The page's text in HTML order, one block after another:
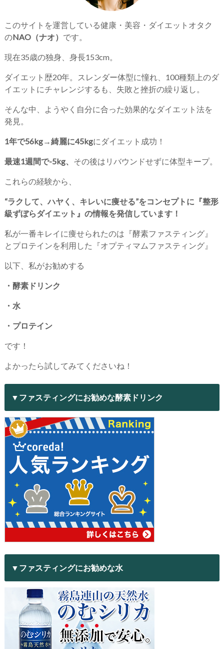
このサイトを運営している健康・美容・ダイエットオタク
のNAO（ナオ） です。
現在35歳の独身、身長153cm。
ダイエット歴20年。スレンダー体型に憧れ、100種類上のダ
イエットにチャレンジするも、失敗と挫折の繰り返し。
そんな中、ようやく自分に合った効果的なダイエット法を
発見。
1年で56kg→綺麗に45kgにダイエット成功！
最速1週間で-5kg、 その後はリバウンドせずに体型キープ。
これらの経験から、
“ラクして、ハヤく、キレいに痩せる”をコンセプトに『整形
級ずぼらダイエット』の情報を発信しています！
私が一番キレイに痩せられたのは『酵素ファスティング』
とプロテインを利用した『オプティマムファスティング』
以下、私がお勧めする
・酵素ドリンク
・水
・プロテイン
です！
よかったら試してみてくださいね！
▼ファスティングにお勧めな酵素ドリンク
▼ファスティングにお勧めな水